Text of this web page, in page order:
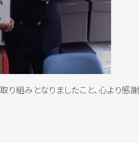
組みとなりましたこと、心より感